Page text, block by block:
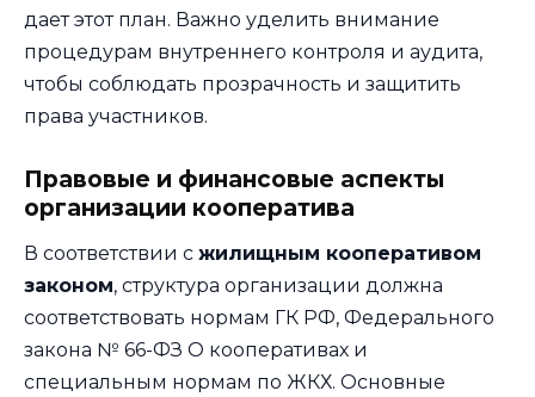
дает этот план. Важно уделить внимание
процедурам внутреннего контроля и аудита,
чтобы соблюдать прозрачность и защитить
права участников.
Правовые и финансовые аспекты
организации кооператива
В соответствии с жилищным кооперативом
законом, структура организации должна
соответствовать нормам ГК РФ, Федерального
закона № 66-ФЗ О кооперативах и
специальным нормам по ЖКХ. Основные